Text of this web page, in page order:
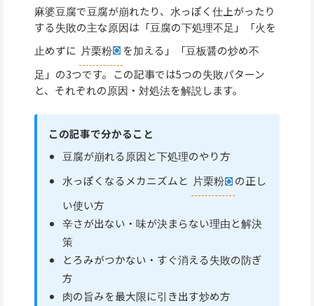
麻婆豆腐で豆腐が崩れたり、水っぽく仕上がったり
する失敗の主な原因は「豆腐の下処理不足」「火を
止めずに 片栗粉
を加える」「豆板醤の炒め不
足」の3つです。この記事では5つの失敗パターン
と、それぞれの原因・対処法を解説します。
この記事で分かること
豆腐が崩れる原因と下処理のやり方
水っぽくなるメカニズムと 片栗粉
の正し
い使い方
辛さが出ない・味が決まらない理由と解決
策
とろみがつかない・すぐ消える失敗の防ぎ
方
肉の旨みを最大限に引き出す炒め方